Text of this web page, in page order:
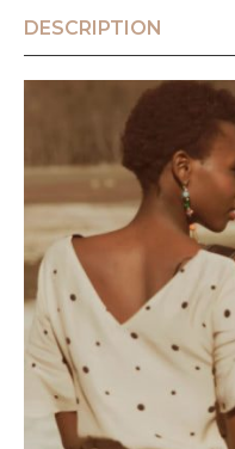
DESCRIPTION